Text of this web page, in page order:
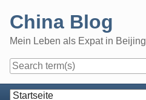
content
China Blog
Mein Leben als Expat in Beijing
Navigation